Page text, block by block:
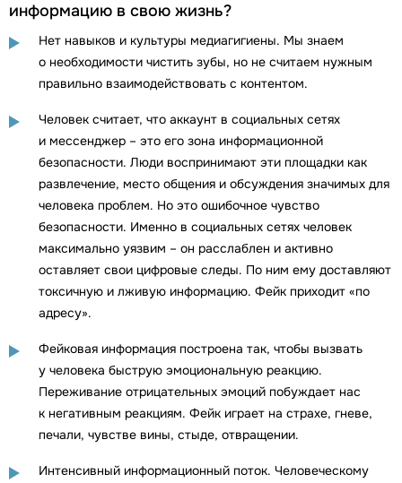
информацию в свою жизнь?
Нет навыков и культуры медиагигиены. Мы знаем
о необходимости чистить зубы, но не считаем нужным
правильно взаимодействовать с контентом.
Человек считает, что аккаунт в социальных сетях
и мессенджер – это его зона информационной
безопасности. Люди воспринимают эти площадки как
развлечение, место общения и обсуждения значимых для
человека проблем. Но это ошибочное чувство
безопасности. Именно в социальных сетях человек
максимально уязвим – он расслаблен и активно
оставляет свои цифровые следы. По ним ему доставляют
токсичную и лживую информацию. Фейк приходит «по
адресу».
Фейковая информация построена так, чтобы вызвать
у человека быструю эмоциональную реакцию.
Переживание отрицательных эмоций побуждает нас
к негативным реакциям. Фейк играет на страхе, гневе,
печали, чувстве вины, стыде, отвращении.
Интенсивный информационный поток. Человеческому